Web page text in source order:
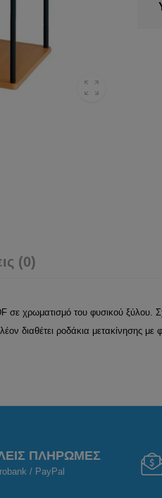
(0)
χρωματισμό του φυσικού ξύλου.
διαθέτει ροδάκια μετακίνησης με
ΠΛΗΡΩΜΕΣ
/ PayPal